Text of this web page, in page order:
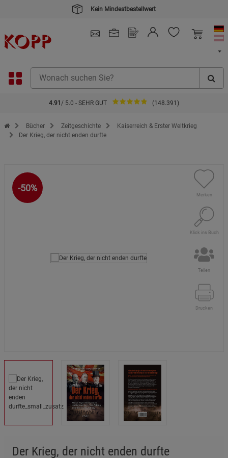
Kein Mindestbestellwert
4.91 / 5.0 - SEHR GUT (148.391)
Zur Startseite des Kopp Verlag Online-Shop
Bücher Zeitgeschichte
Kaiserreich & Erster Weltkrieg
Der Krieg, der nicht enden durfte
-50%
Merken
Klick ins Buch
Teilen
Drucken
Der Krieg, der nicht enden durfte